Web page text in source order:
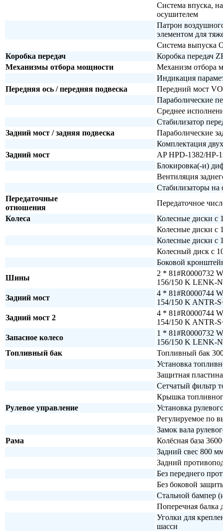
Система впуска,
осушителем
Патрон
элементом для
Система выпуска
Коробка передач
Коробка передач
Механизмы отбора мощности
Механизм отбора
Индикация
Передняя ось / передняя подвеска
Передний мост
Параболические
Среднее
Стабилизатор
Задний мост / задняя подвеска
Параболические
Комплектация
Задний мост
AP HPD-1382/HP-
Блокировка(-и)
Вентиляция
Стабилизаторы на
Передаточные
отношения
Передаточное
Колеса
Колесные диски с
Колесные диски с
Колесные диски с
Колесный диск с
Боковой
Шины
2 * 81#R0000732
156/150 K LENK-
Задний мост
4 * 81#R0000744
154/150 K ANTR-
Задний мост 2
4 * 81#R0000744
154/150 K ANTR-
Запасное колесо
1 * 81#R0000732
156/150 K LENK-
Топливный бак
Топливный бак
Установка
Защитная
Сетчатый фильтр
Крышка
Рулевое управление
Установка
Регулируемое по
Замок вала
Рама
Колёсная база
Задний свес 800
Задний
Без переднего
Без боковой
Стальной бампер
Поперечная балка
Уголки для
шасси